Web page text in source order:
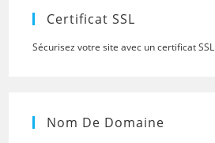
Certificat SSL
Sécurisez votre site avec un certificat SSL
Nom De Domaine